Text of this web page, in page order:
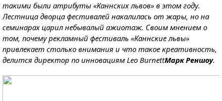
такими были атрибуты «Каннских львов» в этом году.
Лестница дворца фестивалей накалилась от жары, но на
семинарах царил небывалый ажиотаж. Своим мнением о
том, почему рекламный фестиваль «Каннские львы»
привлекает столько внимания и что такое креативность,
делится директор по инновациям Leo BurnettМарк Реншоу.